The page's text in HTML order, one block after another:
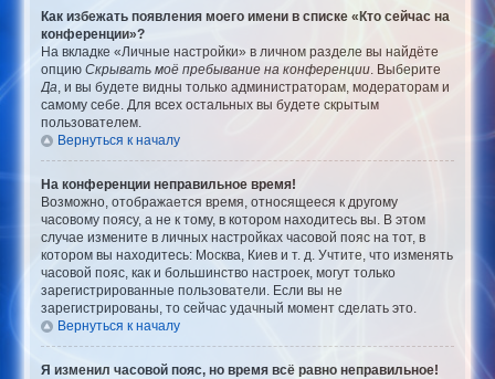
Как избежать появления моего имени в списке «Кто сейчас на
конференции»?
На вкладке «Личные настройки» в личном разделе вы найдёте
опциюСкрывать моё пребывание на конференции. Выберите
Да, и вы будете видны только администраторам, модераторам и
самому себе. Для всех остальных вы будете скрытым
пользователем.
Вернуться к началу
На конференции неправильное время!
Возможно, отображается время, относящееся к другому
часовому поясу, а не к тому, в котором находитесь вы. В этом
случае измените в личных настройках часовой пояс на тот, в
котором вы находитесь: Москва, Киев и т. д. Учтите, что изменять
часовой пояс, как и большинство настроек, могут только
зарегистрированные пользователи. Если вы не
зарегистрированы, то сейчас удачный момент сделать это.
Вернуться к началу
Я изменил часовой пояс, но время всё равно неправильное!